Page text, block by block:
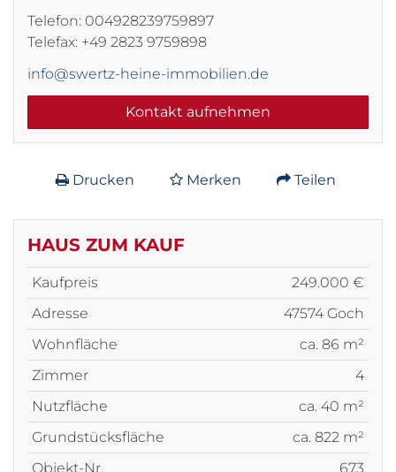
Telefon: 004928239759897
Telefax: +49 2823 9759898
info@swertz-heine-immobilien.de
Kontakt aufnehmen
Drucken Merken Teilen
HAUS ZUM KAUF
Kaufpreis
249.000 €
Adresse
47574 Goch
Wohnfläche
ca. 86 m²
Zimmer
4
Nutzfläche
ca. 40 m²
Grundstücksfläche
ca. 822 m²
Objekt-Nr.
673